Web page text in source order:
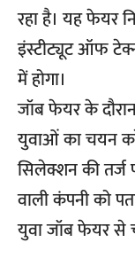
रहा है। यह फेयर
इंस्टीट्यूट ऑफ
में होगा।
जॉब फेयर के
युवाओं का चयन
सिलेक्शन की तर्ज
वाली कंपनी को
युवा जॉब फेयर से